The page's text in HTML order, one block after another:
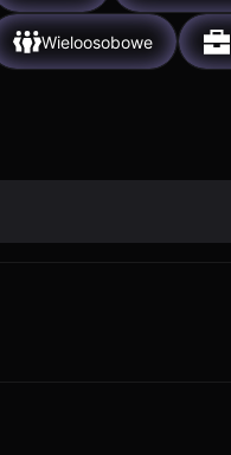
Wieloosobowe